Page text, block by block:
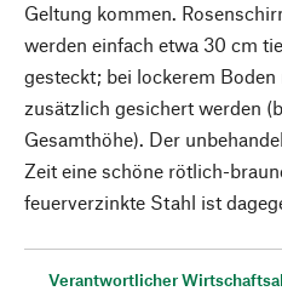
Geltung kommen.
werden einfach etwa 30 cm
gesteckt; bei lockerem
zusätzlich gesichert werden
Gesamthöhe). Der
Zeit eine schöne rötlich-
feuerverzinkte Stahl ist
Verantwortlicher